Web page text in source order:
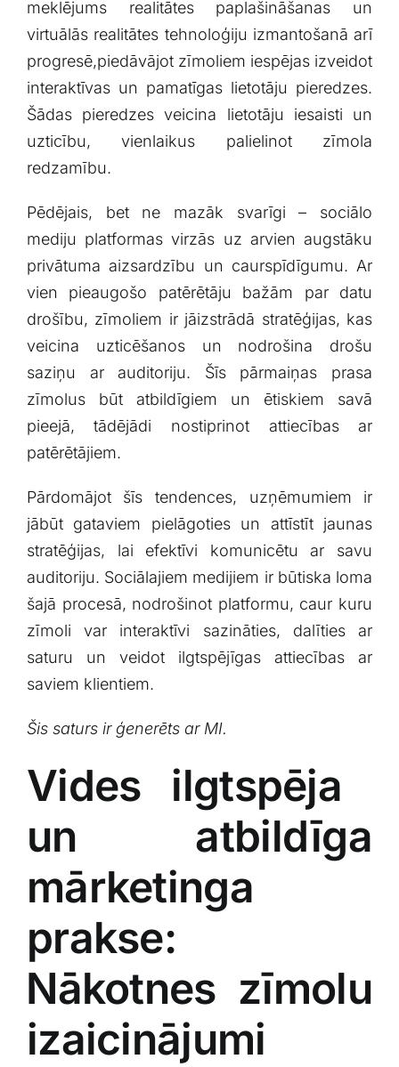
meklējums realitātes paplašināšanas un
virtuālās⁤ realitātes tehnoloģiju izmantošanā arī
progresē,piedāvājot zīmoliem iespējas⁣ izveidot
interaktīvas un pamatīgas lietotāju pieredzes.
Šādas pieredzes veicina lietotāju ‌iesaisti un​
uzticību, vienlaikus ‌palielinot zīmola
redzamību.
Pēdējais, bet ne mazāk svarīgi ⁢– sociālo
⁤mediju platformas virzās ⁣uz arvien augstāku
privātuma aizsardzību un caurspīdīgumu. Ar
vien pieaugošo‌ patērētāju bažām par datu
drošību, zīmoliem ir jāizstrādā stratēģijas,⁤ kas⁤
veicina uzticēšanos un ‍nodrošina drošu
saziņu⁤ ar‍ auditoriju. Šīs⁢ pārmaiņas prasa
zīmolus ⁢būt atbildīgiem un‍ ētiskiem‌ savā
pieejā,⁣ tādējādi⁤ nostiprinot attiecības ar
‍patērētājiem.
Pārdomājot šīs tendences,⁤ uzņēmumiem ir​
jābūt gataviem pielāgoties un​ attīstīt jaunas
stratēģijas, lai efektīvi komunicētu ar ⁣savu
⁤auditoriju. Sociālajiem medijiem ir būtiska loma
​šajā procesā, nodrošinot⁤ platformu,​ caur ⁤kuru
zīmoli‍ var ‍interaktīvi sazināties, ⁢dalīties ‍ar
saturu un⁤ veidot ​ilgtspējīgas attiecības ar
saviem⁢ klientiem.
Šis⁢ saturs ir ģenerēts ar⁣ MI.
Vides ilgtspēja ​
un atbildīga
mārketinga‌
prakse:
⁤Nākotnes zīmolu
izaicinājumi